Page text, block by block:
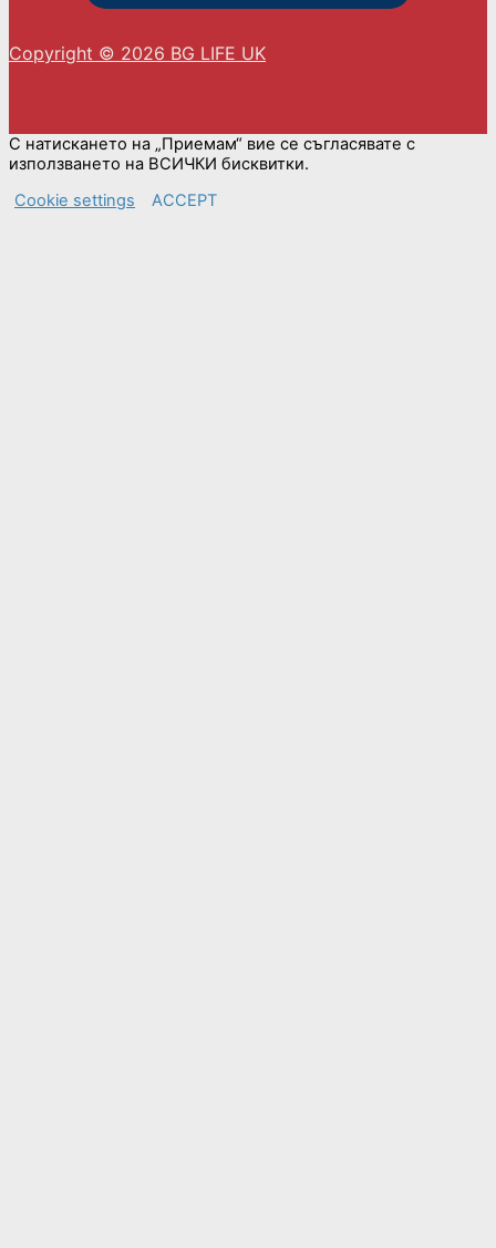
Copyright © 2026 BG LIFE UK
С натискането на „Приемам“ вие се съгласявате с
използването на ВСИЧКИ бисквитки.
Cookie settings
ACCEPT